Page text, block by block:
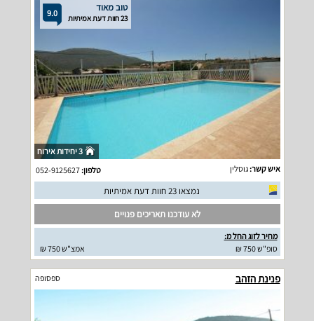
9.0 טוב מאוד
23 חוות דעת אמיתיות
3 יחידות אירוח
איש קשר:גוסלין טלפון:052-9125627
נמצאו 23 חוות דעת אמיתיות
לא עודכנו תאריכים פנויים
מחיר לזוג החל מ:
סופ"ש 750 ₪
אמצ"ש 750 ₪
פנינת הזהב ספסופה